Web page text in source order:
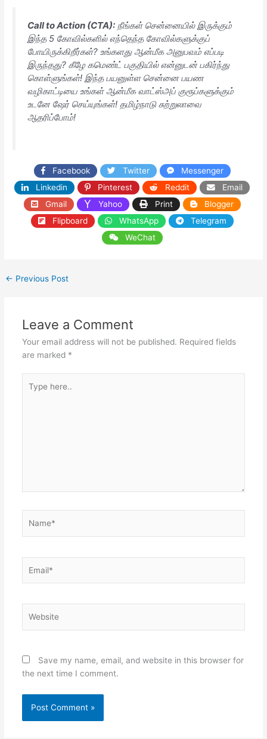
Call to Action (CTA): நீங்கள் சென்னையில் இருக்கும்
இந்த 5 கோவில்களில் எந்தெந்த கோவில்களுக்குப்
போயிருக்கிறீர்கள்? உங்களது ஆன்மீக அனுபவம் எப்படி
இருந்தது? கீழே கமெண்ட் பகுதியில் என்னுடன் பகிர்ந்து
கொள்ளுங்கள்! இந்த பயனுள்ள சென்னை பயண
வழிகாட்டியை உங்கள் ஆன்மீக வாட்ஸ்அப் குரூப்களுக்கும்
உடனே ஷேர் செய்யுங்கள்! தமிழ்நாடு சுற்றுலாவை
ஆதரிப்போம்!
Facebook Twitter
Messenger
Linkedin
Pinterest Reddit
Email
Gmail
Yahoo Print
Blogger
Flipboard
WhatsApp
Telegram
WeChat
← Previous Post
Leave a Comment
Your email address will not be published. Required fields
are marked *
here..
Save my name, email, and website in this browser for
the next time I comment.